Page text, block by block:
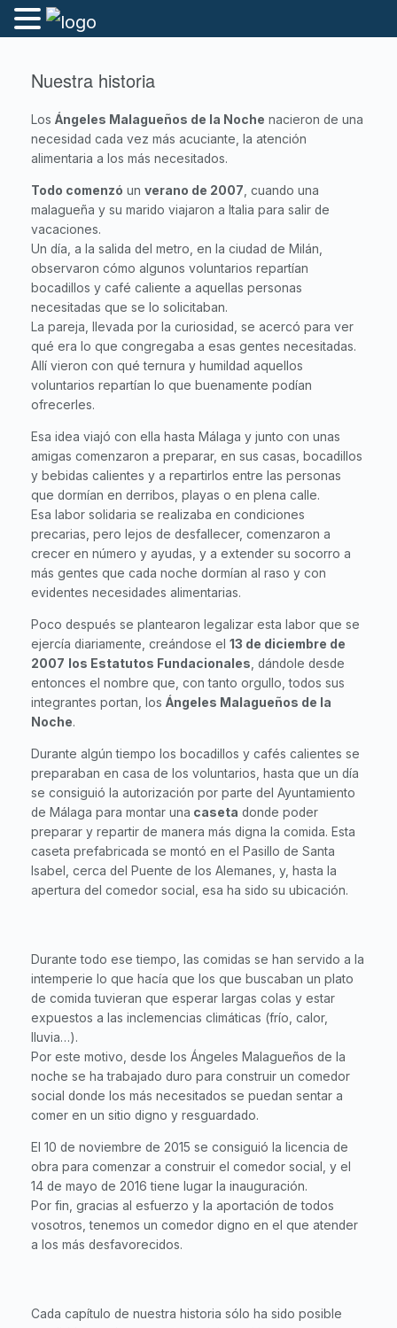
Nuestra historia
Los Ángeles Malagueños de la Noche nacieron de una
necesidad cada vez más acuciante, la atención
alimentaria a los más necesitados.
Todo comenzó un verano de 2007 , cuando una
malagueña y su marido viajaron a Italia para salir de
vacaciones.
Un día, a la salida del metro, en la ciudad de Milán,
observaron cómo algunos voluntarios repartían
bocadillos y café caliente a aquellas personas
necesitadas que se lo solicitaban.
La pareja, llevada por la curiosidad, se acercó para ver
qué era lo que congregaba a esas gentes necesitadas.
Allí vieron con qué ternura y humildad aquellos
voluntarios repartían lo que buenamente podían
ofrecerles.
Esa idea viajó con ella hasta Málaga y junto con unas
amigas comenzaron a preparar, en sus casas, bocadillos
y bebidas calientes y a repartirlos entre las personas
que dormían en derribos, playas o en plena calle.
Esa labor solidaria se realizaba en condiciones
precarias, pero lejos de desfallecer, comenzaron a
crecer en número y ayudas, y a extender su socorro a
más gentes que cada noche dormían al raso y con
evidentes necesidades alimentarias.
Poco después se plantearon legalizar esta labor que se
ejercía diariamente, creándose el 13 de diciembre de
2007
los Estatutos Fundacionales , dándole desde
entonces el nombre que, con tanto orgullo, todos sus
integrantes portan, los Ángeles Malagueños de la
Noche.
Durante algún tiempo los bocadillos y cafés calientes se
preparaban en casa de los voluntarios, hasta que un día
se consiguió la autorización por parte del Ayuntamiento
de Málaga para montar una caseta donde poder
preparar y repartir de manera más digna la comida. Esta
caseta prefabricada se montó en el Pasillo de Santa
Isabel, cerca del Puente de los Alemanes, y, hasta la
apertura del comedor social, esa ha sido su ubicación.
Durante todo ese tiempo, las comidas se han servido a la
intemperie lo que hacía que los que buscaban un plato
de comida tuvieran que esperar largas colas y estar
expuestos a las inclemencias climáticas (frío, calor,
lluvia…).
Por este motivo, desde los Ángeles Malagueños de la
noche se ha trabajado duro para construir un comedor
social donde los más necesitados se puedan sentar a
comer en un sitio digno y resguardado.
El 10 de noviembre de 2015 se consiguió la licencia de
obra para comenzar a construir el comedor social, y el
14 de mayo de 2016 tiene lugar la inauguración.
Por fin, gracias al esfuerzo y la aportación de todos
vosotros, tenemos un comedor digno en el que atender
a los más desfavorecidos.
Cada capítulo de nuestra historia sólo ha sido posible